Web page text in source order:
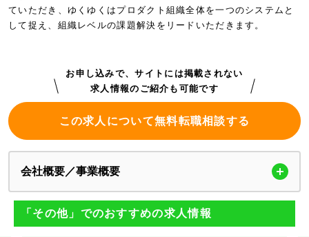
ていただき、ゆくゆくはプロダクト組織全体を一つのシステムと
して捉え、組織レベルの課題解決をリードいただきます。
お申し込みで、サイトには掲載されない
求人情報のご紹介も可能です
この求人について無料転職相談する
会社概要／事業概要
「その他」でのおすすめの求人情報